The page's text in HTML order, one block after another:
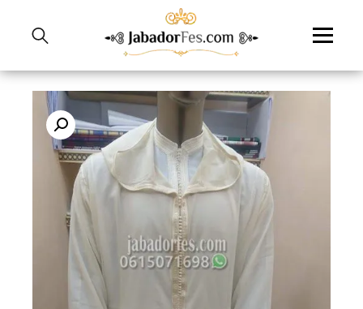
انتقل
المحتوى